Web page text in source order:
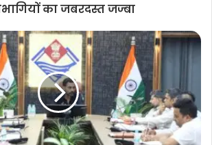
का जबरदस्त जज्बा